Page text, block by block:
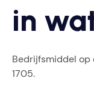
in
Bedrijfsmiddel op
1705.